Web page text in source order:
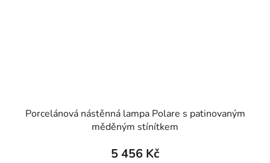
Porcelánová nástěnná lampa Polare s patinovaným
měděným stínítkem
5 456 Kč